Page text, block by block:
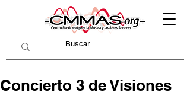
Concierto 3 de Visiones